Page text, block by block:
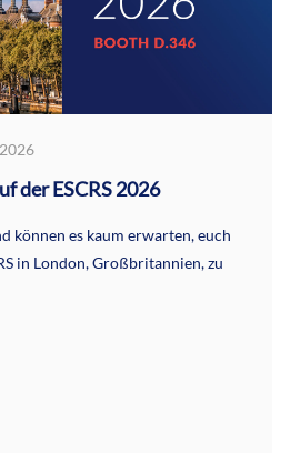
der ESCRS 2026
können es kaum erwarten, euch
in London, Großbritannien, zu